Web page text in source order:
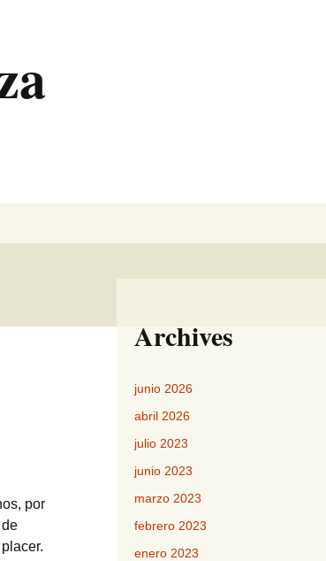
por
Archives
junio 2026
abril 2026
julio 2023
junio 2023
marzo 2023
febrero 2023
enero 2023